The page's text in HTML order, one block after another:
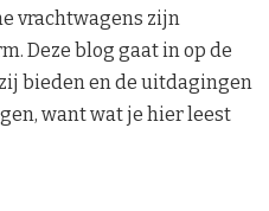
vrachtwagens zijn
Deze blog gaat in op de
bieden en de uitdagingen
want wat je hier leest